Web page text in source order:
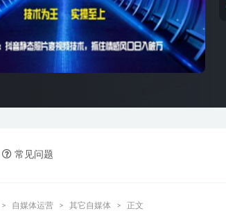
常见问题
自媒体运营 其它自媒体 正文